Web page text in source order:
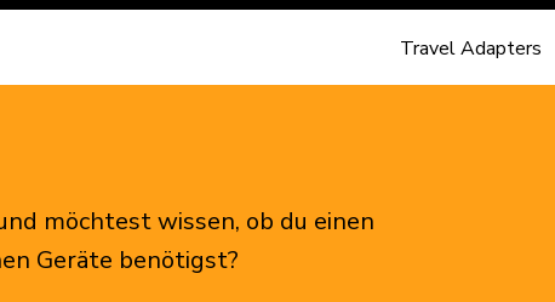
Travel Adapters
möchtest wissen, ob du einen
Geräte benötigst?